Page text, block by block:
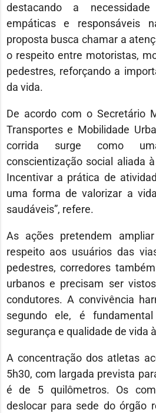
destacando a
empáticas e responsáveis
proposta busca chamar a
o respeito entre motoristas,
pedestres, reforçando a
da vida.
De acordo com o Secretário
Transportes e Mobilidade
corrida surge como
conscientização social aliada
Incentivar a prática de
uma forma de valorizar a
saudáveis”, refere.
As ações pretendem
respeito aos usuários das
pedestres, corredores
urbanos e precisam ser
condutores. A convivência
segundo ele, é
segurança e qualidade de vida
A concentração dos atletas
5h30, com largada prevista
é de 5 quilômetros. Os
deslocar para sede do órgão